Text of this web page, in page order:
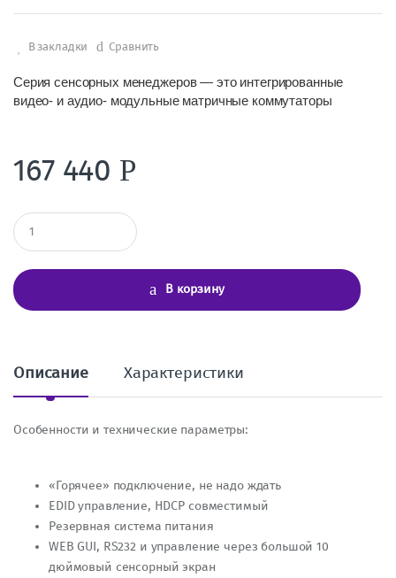
В закладки Сравнить
Серия сенсорных менеджеров — это интегрированные
видео- и аудио- модульные матричные коммутаторы
167 440 Р
К
о
ч
е
В корзину
Описание Характеристики
Особенности и технические параметры:
«Горячее» подключение, не надо ждать
EDID управление, HDCP совместимый
Резервная система питания
WEB GUI, RS232 и управление через большой 10
дюймовый сенсорный экран